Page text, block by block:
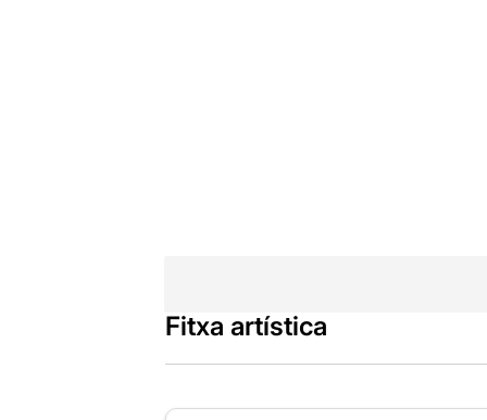
Fitxa artística